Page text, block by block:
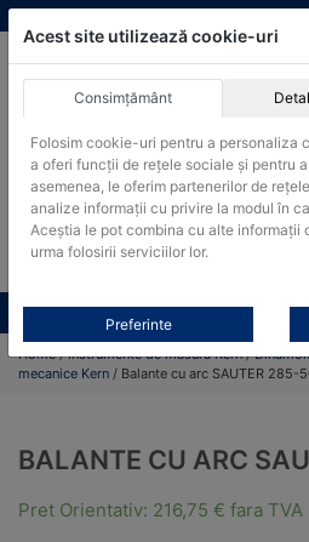
Skip
to
Produsele pot fi achizitionate si
Products
search
Toate produsele
Home/Instrumente de masura Kern/
mecanice Kern / Balante cu arc SAUTER 285-
BALANTE CU ARC
Pret Orientativ: 216,75 € fara TVA
Acest site utilizează cookie-uri
Consimțământ
Folosim cookie-uri pentru a personaliza
a oferi funcții de rețele sociale și pentru
asemenea, le oferim partenerilor de
analize informații cu privire la modul în
Aceștia le pot combina cu alte informații
urma folosirii serviciilor lor.
Preferinte